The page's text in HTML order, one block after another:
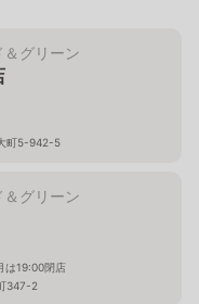
＆グリーン
町5-942-5
＆グリーン
19:00閉店
347-2